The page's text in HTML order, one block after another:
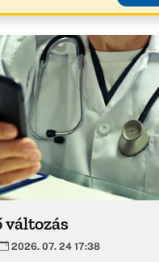
változás
2026. 07. 24 17:38